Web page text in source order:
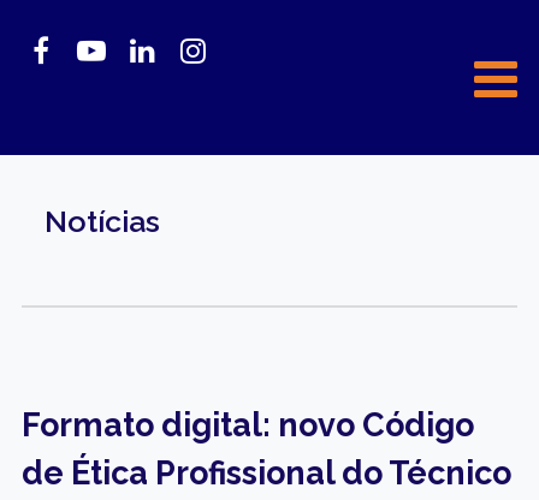
Notícias
Formato digital: novo Código
de Ética Profissional do Técnico